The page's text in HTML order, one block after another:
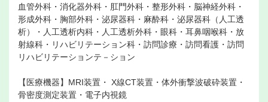
血管外科・消化器外科・肛門外科・整形外科・脳神経外科・
形成外科・胸部外科・泌尿器科・麻酔科・泌尿器科（人工透
析）・人工透析内科・人工透析外科・眼科・耳鼻咽喉科・放
射線科・リハビリテーション科・訪問診療・訪問看護・訪問
リハビリテーションテ－ション
【医療機器】MRI装置・ X線CT装置・体外衝撃波破砕装置・
骨密度測定装置・電子内視鏡